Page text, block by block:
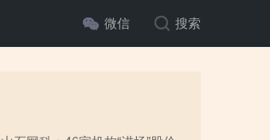
微信 搜索